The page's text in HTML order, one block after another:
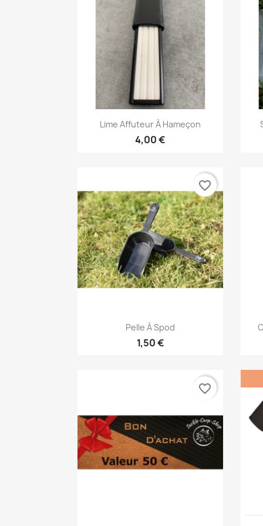
Vorschau
Lime Affuteur À Hameçon
4,00 €
Vorschau
Pelle À Spod
1,50 €
favorite_border
favorite_border